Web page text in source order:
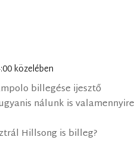
közelében
billegése ijesztő
nálunk is valamennyire
Hillsong is billeg?